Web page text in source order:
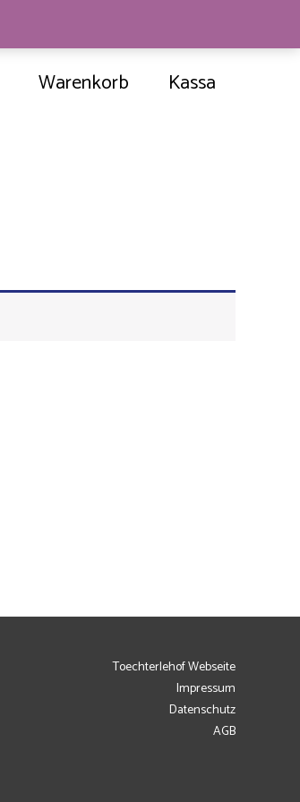
Warenkorb Kassa
Toechterlehof Webseite
Impressum
Datenschutz
AGB